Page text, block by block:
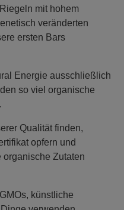
mit hohem
veränderten
ersten Bars
Energie ausschließlich
so viel organische
Qualität finden,
opfern und
Zutaten
künstliche